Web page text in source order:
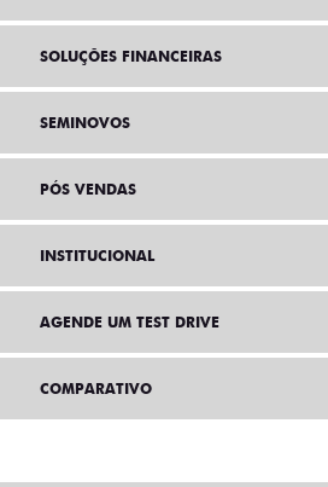
SOLUÇÕES FINANCEIRAS
SEMINOVOS
PÓS VENDAS
INSTITUCIONAL
AGENDE UM TEST DRIVE
COMPARATIVO